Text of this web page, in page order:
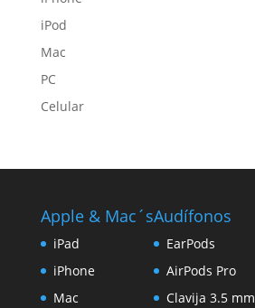
iPod
Mac
PC
Celular
Apple & Mac´s
iPad
iPhone
Mac
Audífonos
EarPods
AirPods Pro
Clavija 3.5 mm